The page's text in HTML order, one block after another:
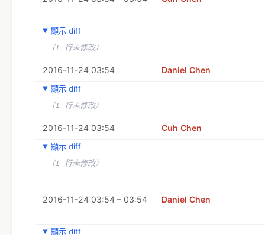
顯示 diff
（1 行未修改）
2016-11-24 03:54 Daniel Chen
顯示 diff
（1 行未修改）
2016-11-24 03:54 Cuh Chen
顯示 diff
（1 行未修改）
2016-11-24 03:54 – 03:54 Daniel Chen
顯示 diff